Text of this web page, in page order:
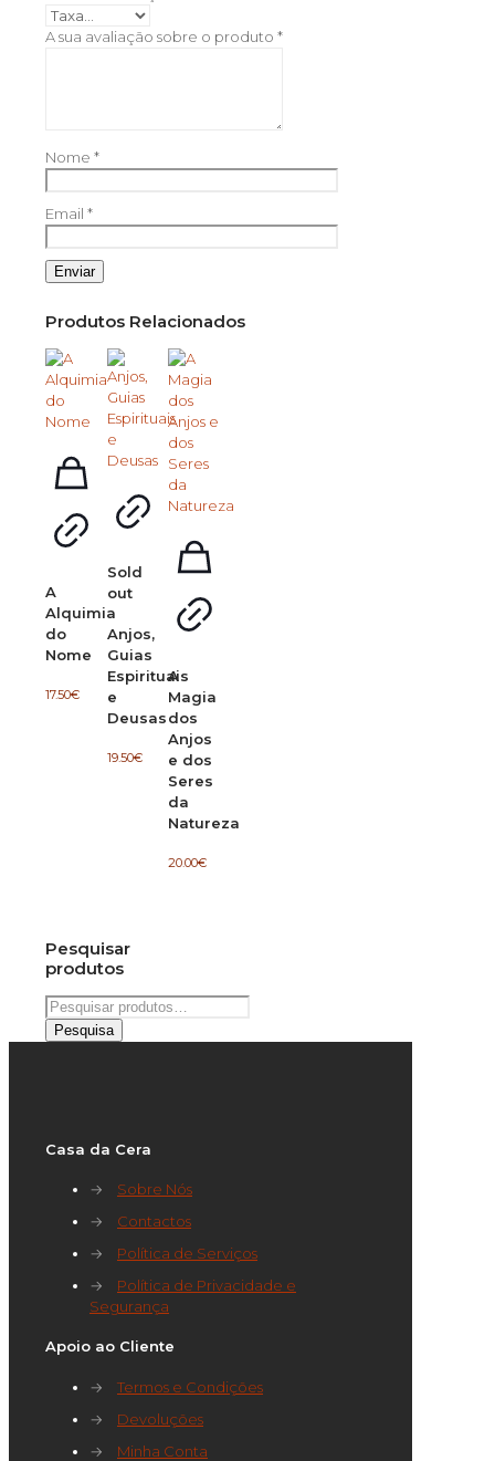
A sua avaliação sobre o produto *
Nome *
Email *
Produtos Relacionados
A
Alquimia
do
Nome
17.50€
Sold
out
Anjos,
Guias
Espirituais
e
Deusas
19.50€
A
Magia
dos
Anjos
e dos
Seres
da
Natureza
20.00€
Pesquisar
produtos
Pesquisar
por:
Pesquisa
Casa da Cera
→
Sobre Nós
→
Contactos
→
Política de Serviços
→
Política de Privacidade e
Segurança
Apoio ao Cliente
→
Termos e Condições
→
Devoluções
→
Minha Conta